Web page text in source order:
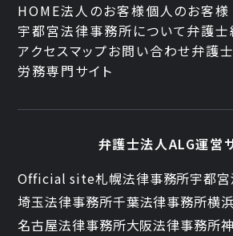
HOME法人のお客様個人のお客様
宇都宮法律事務所について弁護士
アクセスマップお問い合わせ弁護
労務専門サイト
弁護士法人ALG運営
Official site札幌法律事務所宇都
埼玉法律事務所千葉法律事務所横
名古屋法律事務所大阪法律事務所